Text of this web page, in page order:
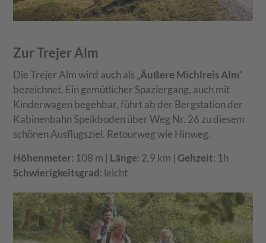
Zur Trejer Alm
Die Trejer Alm wird auch als „Äußere Michlreis Alm“
bezeichnet. Ein gemütlicher Spaziergang, auch mit
Kinderwagen begehbar, führt ab der Bergstation der
Kabinenbahn Speikboden über Weg Nr. 26 zu diesem
schönen Ausflugsziel. Retourweg wie Hinweg.
Höhenmeter: 108 m | Länge: 2,9 km | Gehzeit: 1h
Schwierigkeitsgrad: leicht